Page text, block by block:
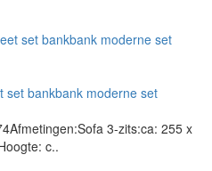
set bankbank moderne set
3-zits:ca: 255 x
c..